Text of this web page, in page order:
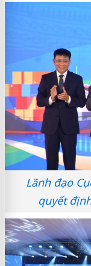
Lãnh đạo
quyết